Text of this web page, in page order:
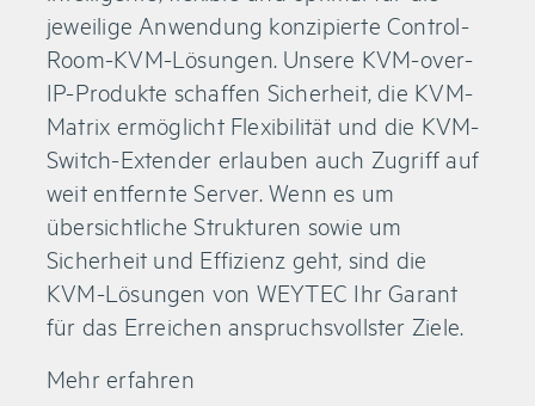
jeweilige Anwendung konzipierte Control-
Room-KVM-Lösungen. Unsere KVM-over-
IP-Produkte schaffen Sicherheit, die KVM-
Matrix ermöglicht Flexibilität und die KVM-
Switch-Extender erlauben auch Zugriff auf
weit entfernte Server. Wenn es um
übersichtliche Strukturen sowie um
Sicherheit und Effizienz geht, sind die
KVM-Lösungen von WEYTEC Ihr Garant
für das Erreichen anspruchsvollster Ziele.
Mehr erfahren